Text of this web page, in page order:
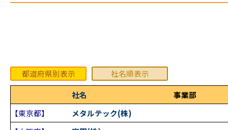
都道府県別表示
社名順表示
社名
事業部
【東京都】
メタルテック(株)